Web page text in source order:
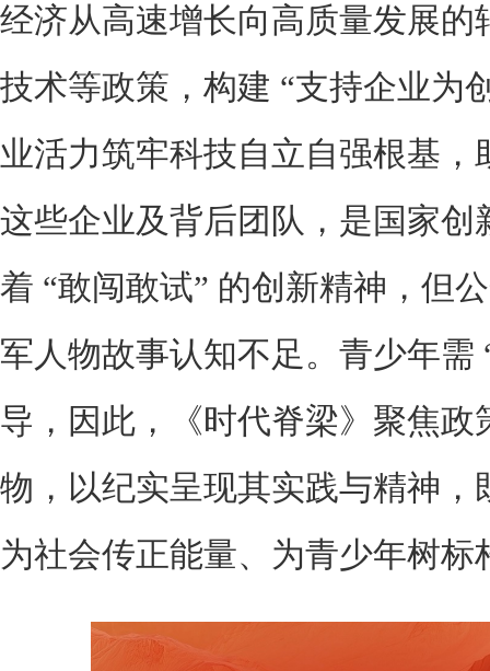
经济从高速增长向高质量发展的
技术等政策，构建 “支持企业为
业活力筑牢科技自立自强根基，
这些企业及背后团队，是国家创
着 “敢闯敢试” 的创新精神，但
军人物故事认知不足。青少年需
导，因此，《时代脊梁》聚焦政
物，以纪实呈现其实践与精神，
为社会传正能量、为青少年树标